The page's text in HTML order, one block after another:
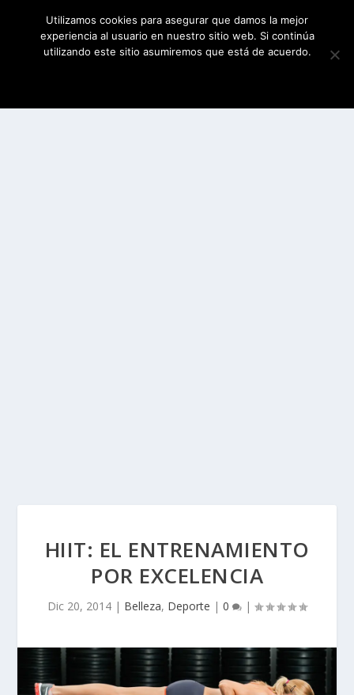
HIIT: EL ENTRENAMIENTO
POR EXCELENCIA
Dic 20, 2014 | Belleza, Deporte | 0 |
Utilizamos cookies para asegurar que damos la mejor
experiencia al usuario en nuestro sitio web. Si continúa
utilizando este sitio asumiremos que está de acuerdo.